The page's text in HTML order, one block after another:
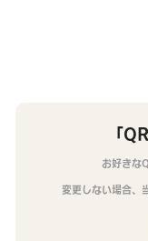
「
お好きな
変更しない場合、